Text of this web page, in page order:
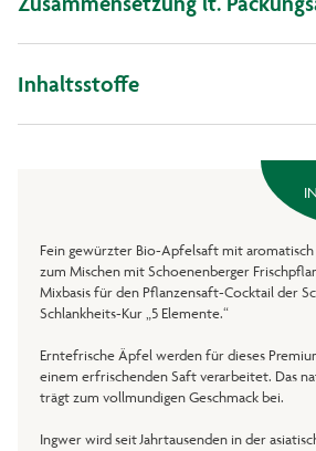
Inhaltsstoffe
Fein gewürzter Bio-Apfelsaft mit
zum Mischen mit Schoenenberger
Mixbasis für den Pflanzensaft-Cocktail der
Schlankheits-Kur „5 Elemente.“
Erntefrische Äpfel werden für dieses
einem erfrischenden Saft verarbeitet. Das
trägt zum vollmundigen Geschmack bei.
Ingwer wird seit Jahrtausenden in der